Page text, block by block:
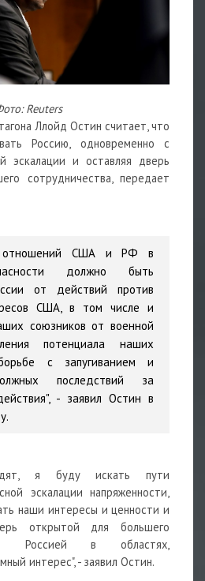
Reuters
Ллойд Остин считает, что
Россию, одновременно с
эскалации и оставляя дверь
сотрудничества, передает
отношений США и РФ в
должно быть
от действий против
США, в том числе и
союзников от военной
потенциала наших
с запугиванием и
последствий за
- заявил Остин в
я буду искать пути
эскалации напряженности,
наши интересы и ценности и
открытой для большего
с Россией в областях,
интерес", - заявил Остин.